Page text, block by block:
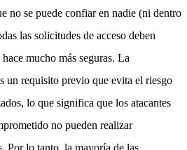
no se puede confiar en nadie (ni dentro
las solicitudes de acceso deben
mucho más seguras. La
un requisito previo que evita el riesgo
lo que significa que los atacantes
no pueden realizar
Por lo tanto, la mayoría de las